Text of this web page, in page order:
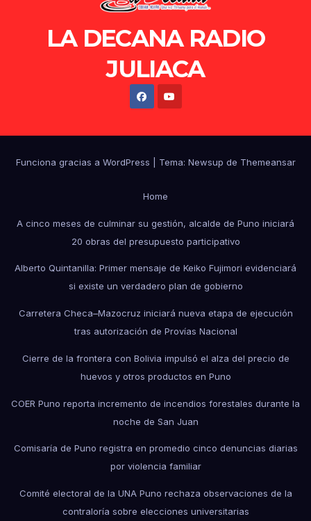
LA DECANA RADIO
JULIACA
Funciona gracias a WordPress Tema: Newsup de Themeansar
Home
A cinco meses de culminar su gestión, alcalde de Puno iniciará
20 obras del presupuesto participativo
Alberto Quintanilla: Primer mensaje de Keiko Fujimori evidenciará
si existe un verdadero plan de gobierno
Carretera Checa–Mazocruz iniciará nueva etapa de ejecución
tras autorización de Provías Nacional
Cierre de la frontera con Bolivia impulsó el alza del precio de
huevos y otros productos en Puno
COER Puno reporta incremento de incendios forestales durante la
noche de San Juan
Comisaría de Puno registra en promedio cinco denuncias diarias
por violencia familiar
Comité electoral de la UNA Puno rechaza observaciones de la
contraloría sobre elecciones universitarias